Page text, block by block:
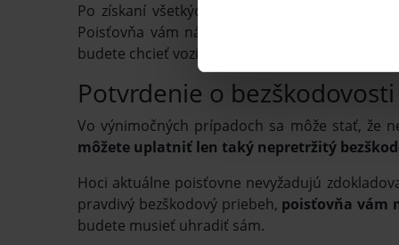
Po získaní všetkých potvrdení už len
Poisťovňa vám následne zašle všetky
budete chcieť vozidlo poistiť v inej poisťovni.
Potvrdenie o
Vo výnimočných prípadoch sa môže stať, že
môžete uplatniť len taký nepretržitý
Hoci aktuálne poisťovne nevyžadujú
pravdivý bezškodový priebeh, poisťovňa vám
budete musieť uhradiť sám.